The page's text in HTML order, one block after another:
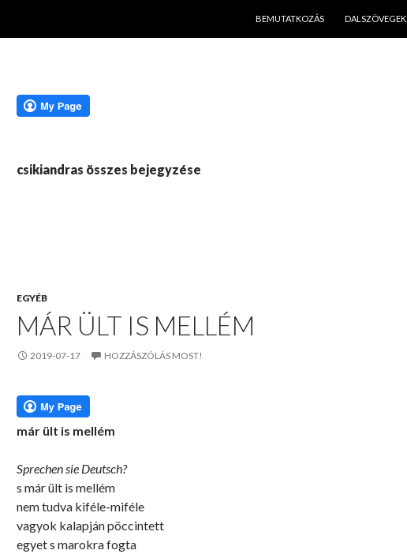
BEMUTATKOZÁS
DALSZÖVEGEK
csikiandras összes bejegyzése
EGYÉB
MÁR ÜLT IS MELLÉM
2019-07-17 HOZZÁSZÓLÁS MOST!
már ült is mellém
Sprechen sie Deutsch?
s már ült is mellém
nem tudva kiféle-miféle
vagyok kalapján pöccintett
egyet s marokra fogta